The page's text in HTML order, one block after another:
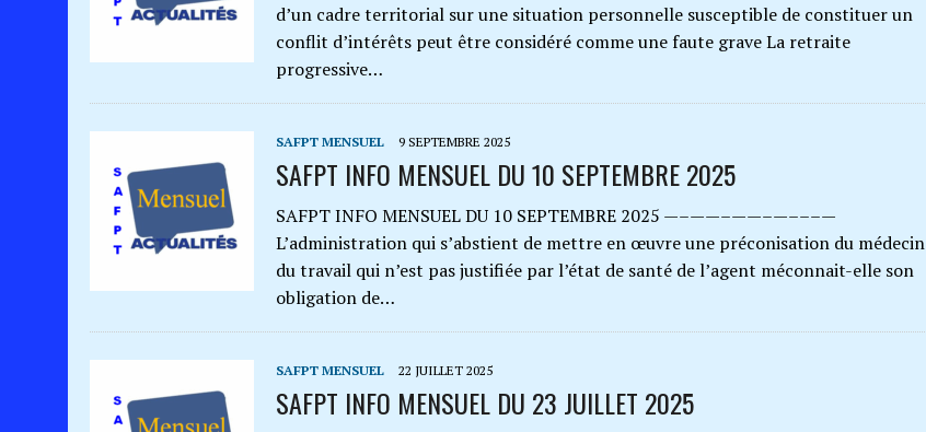
d’un cadre territorial sur une situation personnelle susceptible de constituer un
conflit d’intérêts peut être considéré comme une faute grave La retraite
progressive…
SAFPT MENSUEL 9 SEPTEMBRE 2025
SAFPT INFO MENSUEL DU 10 SEPTEMBRE 2025
SAFPT INFO MENSUEL DU 10 SEPTEMBRE 2025 —–——–——–—–––—
L’administration qui s’abstient de mettre en œuvre une préconisation du médecin
du travail qui n’est pas justifiée par l’état de santé de l’agent méconnait-elle son
obligation de…
SAFPT MENSUEL 22 JUILLET 2025
SAFPT INFO MENSUEL DU 23 JUILLET 2025